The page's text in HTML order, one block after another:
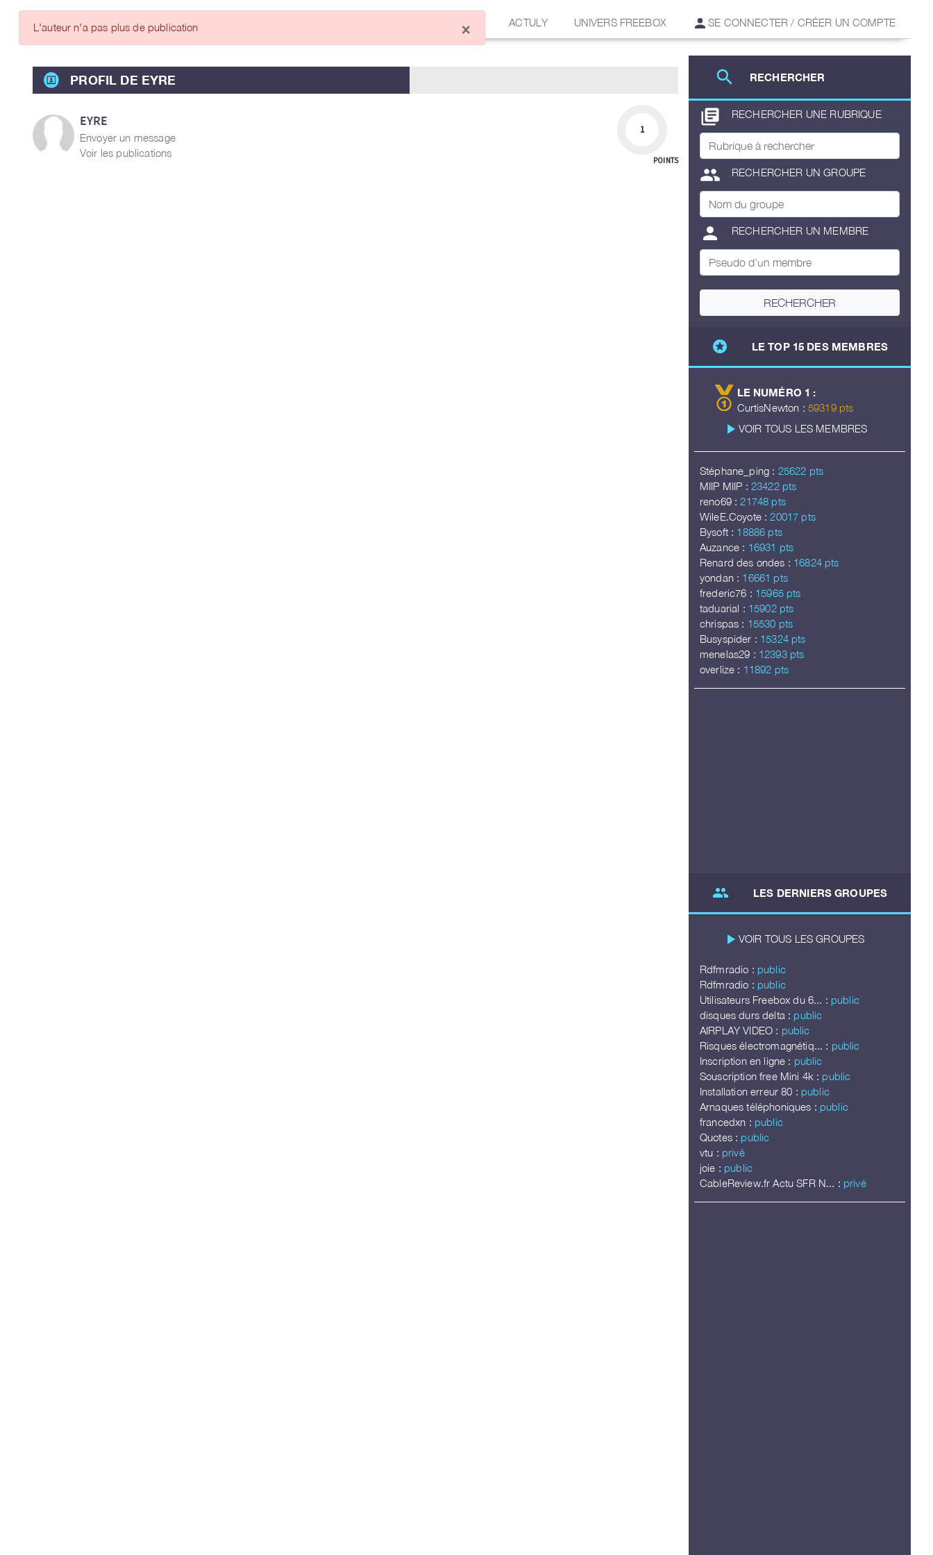
ARTICLES DES MEMBRES ACTULY UNIVERS FREEBOX SE CONNECTER / CRÉER UN COMPTE
search RECHERCHER
library_books RECHERCHER UNE RUBRIQUE
group RECHERCHER UN GROUPE
person RECHERCHER UN MEMBRE
RECHERCHER
stars LE TOP 15 DES MEMBRES
LE NUMÉRO 1 :
CurtisNewton : 59319 pts
play_arrow VOIR TOUS LES MEMBRES
Stéphane_ping : 25622 pts
MIIP MIIP : 23422 pts
reno69 : 21748 pts
WileE.Coyote : 20017 pts
Bysoft : 18886 pts
Auzance : 16931 pts
Renard des ondes : 16824 pts
yondan : 16661 pts
frederic76 : 15965 pts
taduarial : 15902 pts
chrispas : 15530 pts
Busyspider : 15324 pts
menelas29 : 12393 pts
overlize : 11892 pts
group LES DERNIERS GROUPES
play_arrow VOIR TOUS LES GROUPES
Rdfmradio : public
Rdfmradio : public
Utilisateurs Freebox du 6... : public
disques durs delta : public
AIRPLAY VIDEO : public
Risques électromagnétiq... : public
Inscription en ligne : public
Souscription free Mini 4k : public
Installation erreur 80 : public
Arnaques téléphoniques : public
francedxn : public
Quotes : public
vtu : privé
joie : public
CableReview.fr Actu SFR N... : privé
PROFIL DE EYRE
EYRE
Envoyer un message
Voir les publications
1
POINTS
L'auteur n'a pas plus de publication ×